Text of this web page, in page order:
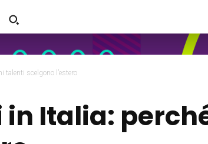
talenti scelgono l’estero
in Italia: